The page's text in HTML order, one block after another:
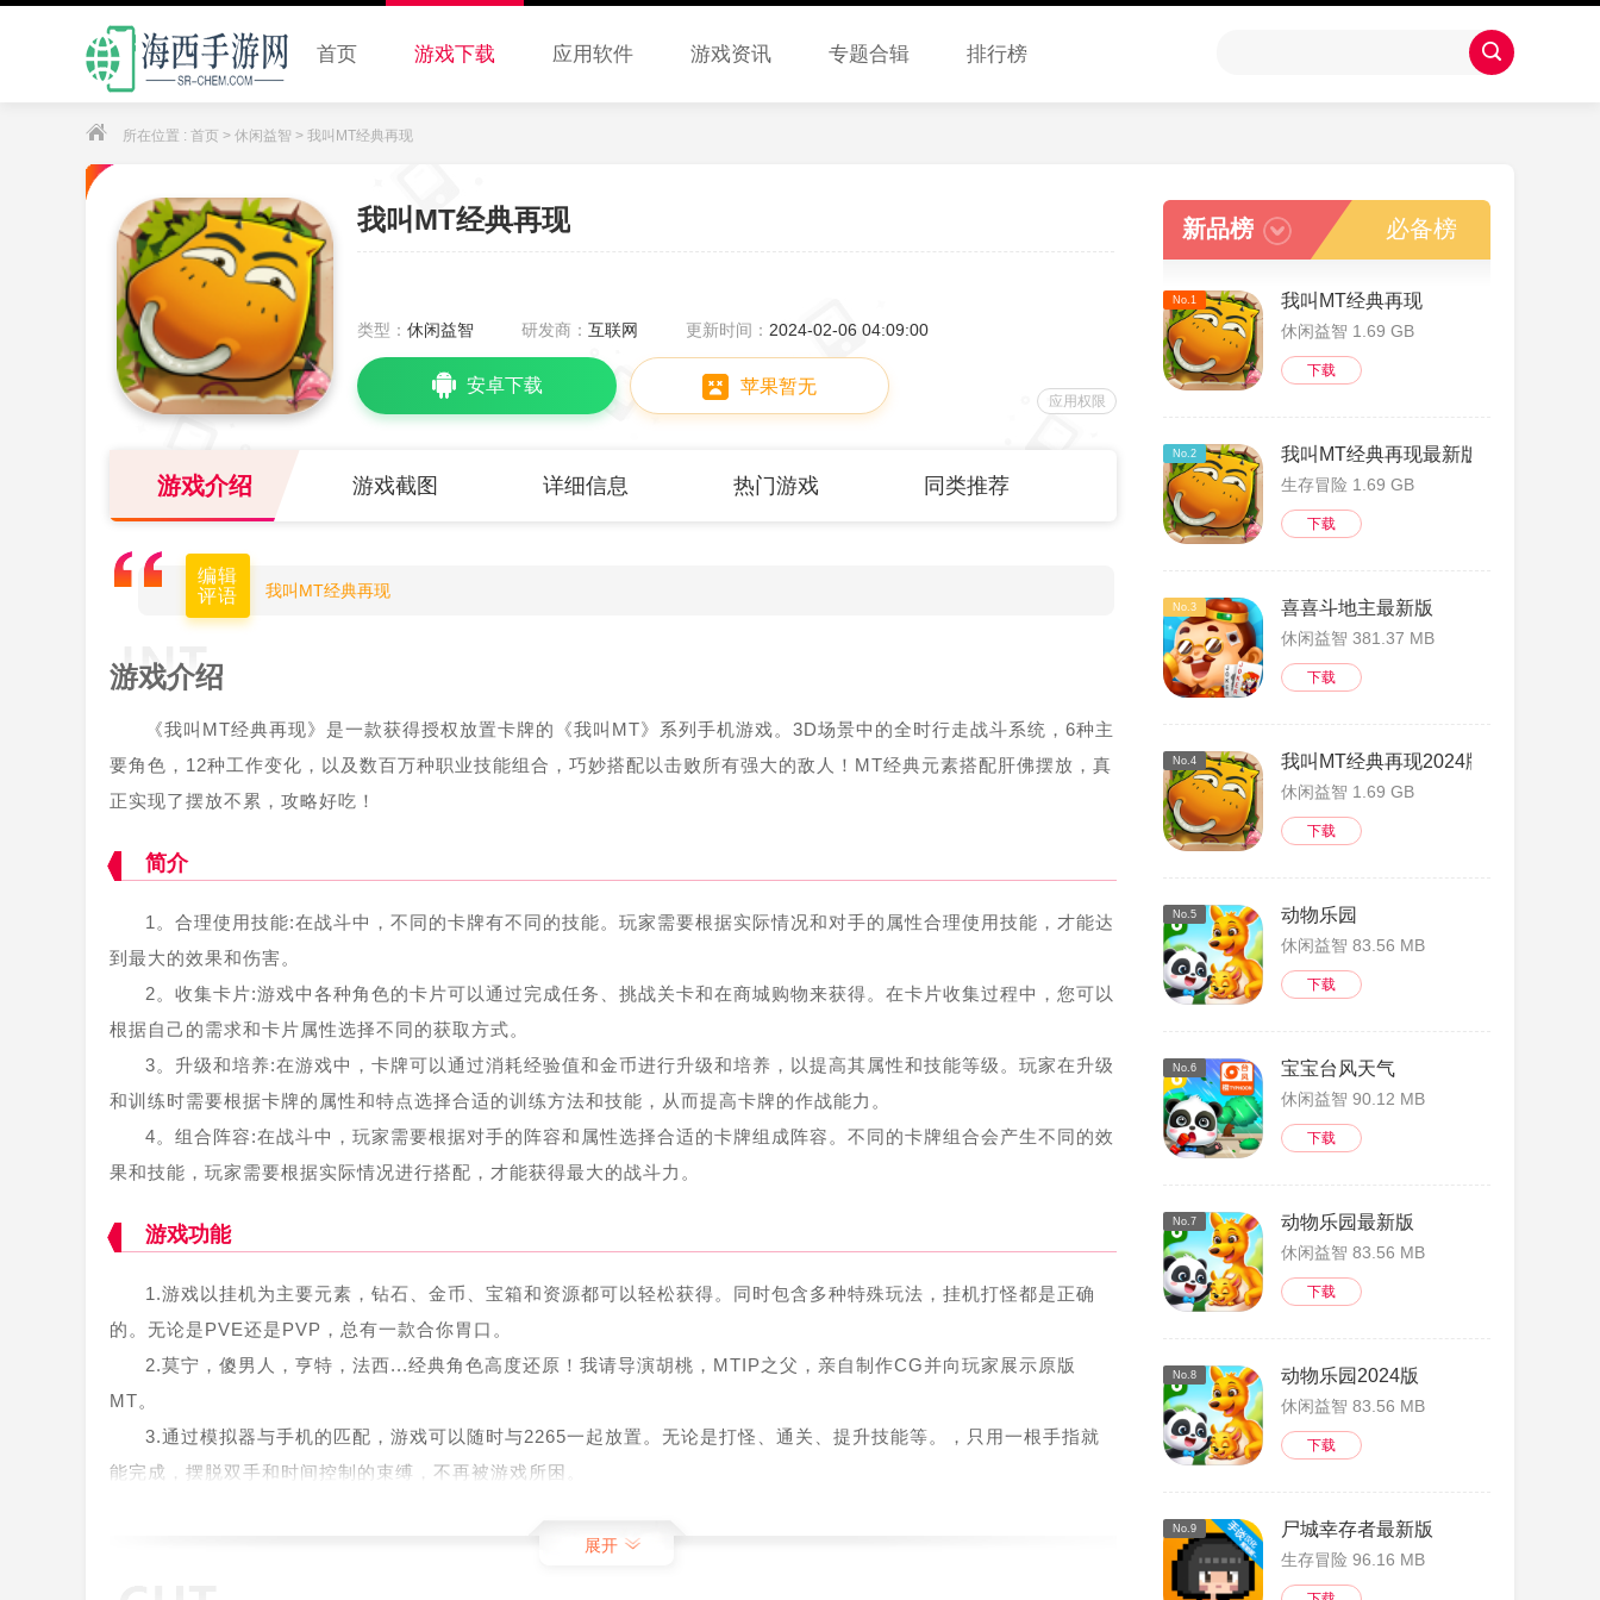
首页 游戏下载 应用软件 游戏资讯 专题合辑 排行榜
所在位置 : 首页 > 休闲益智 > 我叫MT经典再现
我叫MT经典再现
类型： 休闲益智 研发商： 互联网 更新时间： 2024-02-06 04:09:00
安卓下载 苹果暂无
应用权限
游戏介绍 游戏截图 详细信息 热门游戏 同类推荐
编辑
评语
我叫MT经典再现
游戏介绍
《我叫MT经典再现》是一款获得授权放置卡牌的《我叫MT》系列手机游戏。3D场景中的全时行走战斗系统，6种主
要角色，12种工作变化，以及数百万种职业技能组合，巧妙搭配以击败所有强大的敌人！MT经典元素搭配肝佛摆放，真
正实现了摆放不累，攻略好吃！
简介
1。合理使用技能:在战斗中，不同的卡牌有不同的技能。玩家需要根据实际情况和对手的属性合理使用技能，才能达
到最大的效果和伤害。
2。收集卡片:游戏中各种角色的卡片可以通过完成任务、挑战关卡和在商城购物来获得。在卡片收集过程中，您可以
根据自己的需求和卡片属性选择不同的获取方式。
3。升级和培养:在游戏中，卡牌可以通过消耗经验值和金币进行升级和培养，以提高其属性和技能等级。玩家在升级
和训练时需要根据卡牌的属性和特点选择合适的训练方法和技能，从而提高卡牌的作战能力。
4。组合阵容:在战斗中，玩家需要根据对手的阵容和属性选择合适的卡牌组成阵容。不同的卡牌组合会产生不同的效
果和技能，玩家需要根据实际情况进行搭配，才能获得最大的战斗力。
游戏功能
1.游戏以挂机为主要元素，钻石、金币、宝箱和资源都可以轻松获得。同时包含多种特殊玩法，挂机打怪都是正确
的。无论是PVE还是PVP，总有一款合你胃口。
2.莫宁，傻男人，亨特，法西...经典角色高度还原！我请导演胡桃，MTIP之父，亲自制作CG并向玩家展示原版
MT。
3.通过模拟器与手机的匹配，游戏可以随时与2265一起放置。无论是打怪、通关、提升技能等。，只用一根手指就
能完成，摆脱双手和时间控制的束缚，不再被游戏所困。
展开
新品榜 必备榜
No.1 我叫MT经典再现
休闲益智 1.69 GB
下载
No.2 我叫MT经典再现最新版
生存冒险 1.69 GB
下载
No.3 喜喜斗地主最新版
休闲益智 381.37 MB
下载
No.4 我叫MT经典再现2024版
休闲益智 1.69 GB
下载
No.5 动物乐园
休闲益智 83.56 MB
下载
No.6 宝宝台风天气
休闲益智 90.12 MB
下载
No.7 动物乐园最新版
休闲益智 83.56 MB
下载
No.8 动物乐园2024版
休闲益智 83.56 MB
下载
No.9 尸城幸存者最新版
生存冒险 96.16 MB